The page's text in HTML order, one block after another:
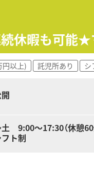
休暇も可能
円以上) 託児所あり シ
9:00～17:30（休憩60
ト制